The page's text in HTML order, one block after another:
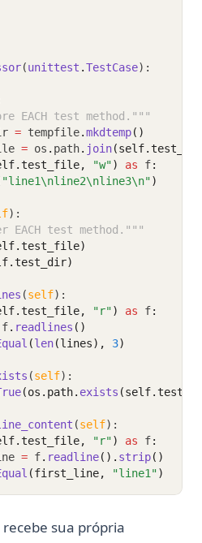
(unittest .TestCase):
EACH test method."""
= tempfile.mkdtemp()
= os . path. join
"w") as f:
"line1\nline2\nline3\n")
):
EACH test method."""
(self):
"r") as f:
f. readlines ()
(len(lines), 3)
(self):
(os.path. exists
(self):
"r") as f:
= f. readline(). strip()
(first_line, "line1")
sua própria